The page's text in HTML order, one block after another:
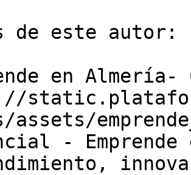
de este autor:
en Almería-
assets/
-